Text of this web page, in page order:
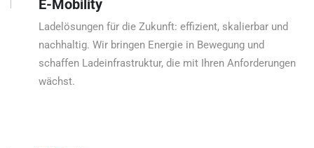
E-Mobility
Ladelösungen für die Zukunft: effizient, skalierbar und
nachhaltig. Wir bringen Energie in Bewegung und
schaffen Ladeinfrastruktur, die mit Ihren Anforderungen
wächst.